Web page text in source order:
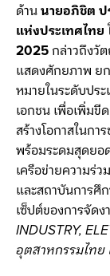
ด้านนายอภิชิต ป
แห่งประเทศไทย
2025กล่าวถึงวั
แสดงศักยภาพ ย
หมายในระดับปร
เอกชน เพื่อเพิ่มขี
สร้างโอกาสในก
พร้อมระดมสุดยอ
เครือข่ายความร่
และสถาบันการศึ
เซ็ปต์ของการจัด
INDUSTRY,
อุตสาหกรรมไท